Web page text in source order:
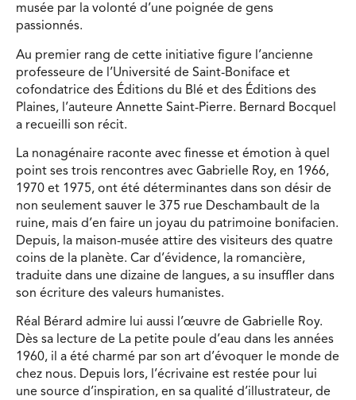
musée par la volonté d’une poignée de gens
passionnés.
Au premier rang de cette initiative figure l’ancienne
professeure de l’Université de Saint-Boniface et
cofondatrice des Éditions du Blé et des Éditions des
Plaines, l’auteure Annette Saint-Pierre. Bernard Bocquel
a recueilli son récit.
La nonagénaire raconte avec finesse et émotion à quel
point ses trois rencontres avec Gabrielle Roy, en 1966,
1970 et 1975, ont été déterminantes dans son désir de
non seulement sauver le 375 rue Deschambault de la
ruine, mais d’en faire un joyau du patrimoine bonifacien.
Depuis, la maison-musée attire des visiteurs des quatre
coins de la planète. Car d’évidence, la romancière,
traduite dans une dizaine de langues, a su insuffler dans
son écriture des valeurs humanistes.
Réal Bérard admire lui aussi l’œuvre de Gabrielle Roy.
Dès sa lecture de La petite poule d’eau dans les années
1960, il a été charmé par son art d’évoquer le monde de
chez nous. Depuis lors, l’écrivaine est restée pour lui
une source d’inspiration, en sa qualité d’illustrateur, de